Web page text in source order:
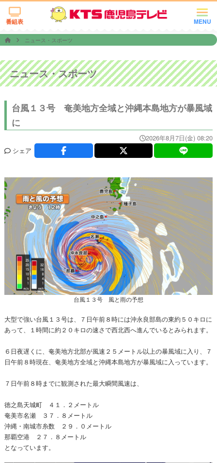
MENU
番組表
ニュース・スポーツ
ニュース・スポーツ
台風１３号 奄美地方全域と沖縄本島地方が暴風域
に
2026年8月7日(金) 08:20
シェア
台風１３号 風と雨の予想
大型で強い台風１３号は、７日午前８時には沖永良部島の東約５０キロに
あって、１時間に約２０キロの速さで西北西へ進んでいるとみられます。
６日夜遅くに、奄美地方北部が風速２５メートル以上の暴風域に入り、７
日午前８時現在、奄美地方全域と沖縄本島地方が暴風域に入っています。
７日午前８時までに観測された最大瞬間風速は、
徳之島天城町 ４１．２メートル
奄美市名瀬 ３７．８メートル
沖縄・南城市糸数 ２９．０メートル
那覇空港 ２７．８メートル
となっています。